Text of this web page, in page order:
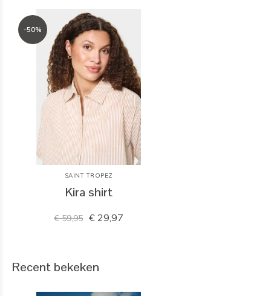
-50%
SAINT TROPEZ
Kira shirt
€ 59,95 € 29,97
Recent bekeken